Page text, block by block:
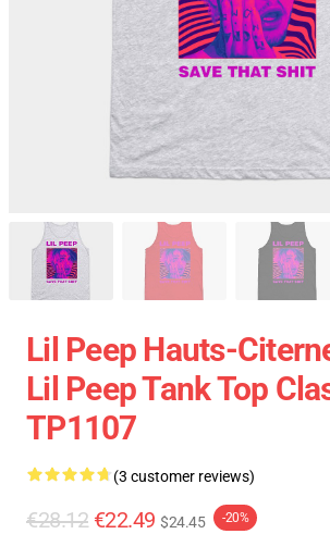
Lil Peep Hauts-
Lil Peep Tank Top
TP1107
(3 customer reviews)
€28.12 €22.49 $24.45 -20%